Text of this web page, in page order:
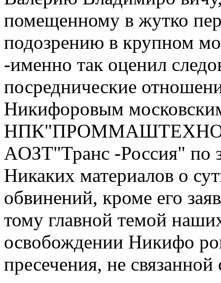
помещенному в жутко
подозрению в крупном
-именно так оценил
посреднические
Никифоровым
AОЗТ"Транс -Россия" по
Никаких материалов о
обвинений, кроме его
тому главной темой
освобождении Никифо
пресечения, не